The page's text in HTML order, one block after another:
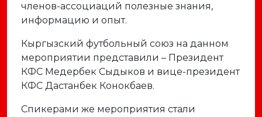
членов-ассоциаций полезные знания,
информацию и опыт.
Кыргызский футбольный союз на данном
мероприятии представили – Президент
КФС Медербек Сыдыков и вице-президент
КФС Дастанбек Конокбаев.
Спикерами же мероприятия стали